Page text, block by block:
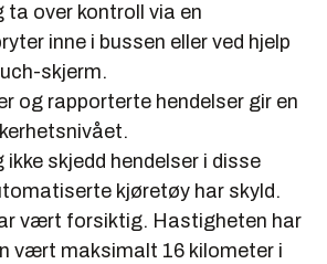
ta over kontroll via en
inne i bussen eller ved hjelp
skjerm.
og rapporterte hendelser gir en
skjedd hendelser i disse
kjøretøy har skyld.
vært forsiktig. Hastigheten har
vært maksimalt 16 kilometer i